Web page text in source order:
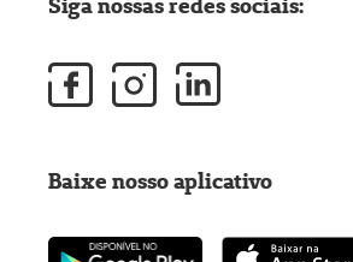
Siga nossas redes sociais:
Baixe nosso aplicativo